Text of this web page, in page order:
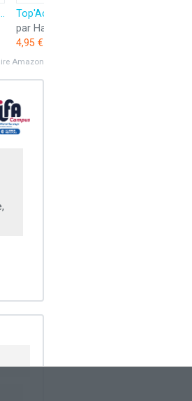
Édition 2024-2025
par Hachette Éducation
4,95 €
Amazon